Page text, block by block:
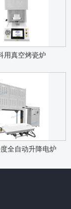
用真空烤瓷炉
全自动升降电炉